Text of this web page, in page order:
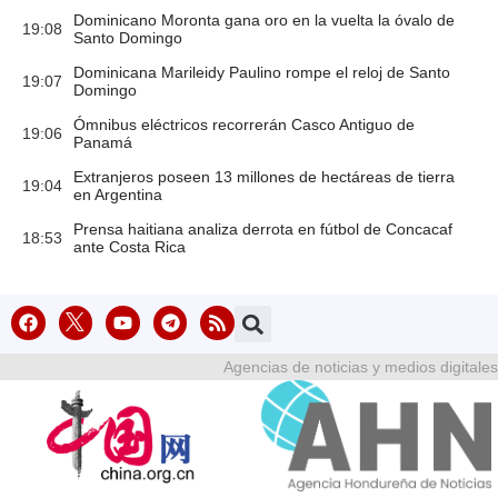
19:08
Dominicano Moronta gana oro en la vuelta la óvalo de
Santo Domingo
19:07
Dominicana Marileidy Paulino rompe el reloj de Santo
Domingo
19:06
Ómnibus eléctricos recorrerán Casco Antiguo de
Panamá
19:04
Extranjeros poseen 13 millones de hectáreas de tierra
en Argentina
18:53
Prensa haitiana analiza derrota en fútbol de Concacaf
ante Costa Rica
Agencias de noticias y medios digitales